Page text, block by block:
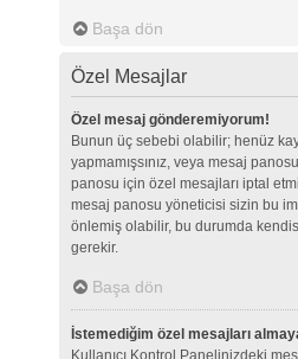
Başa dön
Özel Mesajlar
Özel mesaj gönderemiyorum!
Bunun üç sebebi olabilir; henüz
yapmamışsınız, veya mesaj
panosu için özel mesajları iptal
mesaj panosu yöneticisi sizin bu
önlemiş olabilir, bu durumda
gerekir.
Başa dön
İstemediğim özel mesajları
Kullanıcı Kontrol Panelinizdeki